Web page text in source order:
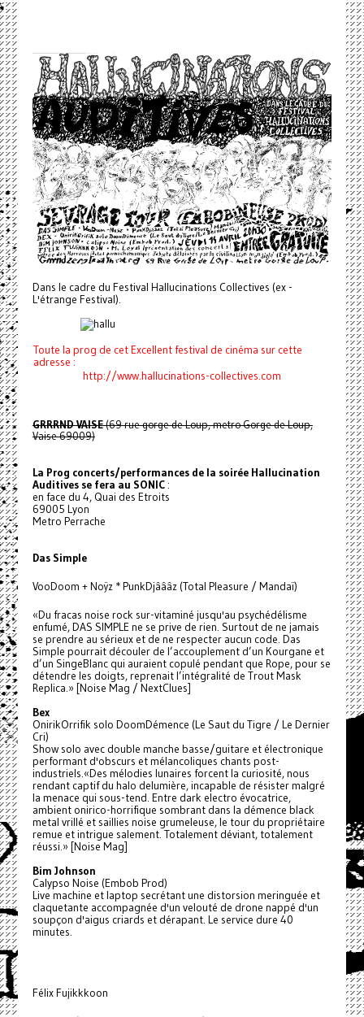
Dans le cadre du Festival Hallucinations Collectives (ex -
L'étrange Festival).
Toute la prog de cet Excellent festival de cinéma sur cette
adresse :
http://www.hallucinations-collectives.com
GRRRND VAISE(69 rue gorge de Loup, metro Gorge de Loup,
Vaise 69009)
La Prog concerts/performances de la soirée Hallucination
Auditives se fera au SONIC:
en face du 4, Quai des Etroits
69005 Lyon
Metro Perrache
Das Simple
VooDoom + Noÿz * PunkDjâââz (Total Pleasure / Mandaï)
«Du fracas noise rock sur-vitaminé jusqu'au psychédélisme
enfumé, DAS SIMPLE ne se prive de rien. Surtout de ne jamais
se prendre au sérieux et de ne respecter aucun code. Das
Simple pourrait découler de l’accouplement d’un Kourgane et
d’un SingeBlanc qui auraient copulé pendant que Rope, pour se
détendre les doigts, reprenait l’intégralité de Trout Mask
Replica.» [Noise Mag / NextClues]
Bex
OnirikOrrifik solo DoomDémence (Le Saut du Tigre / Le Dernier
Cri)
Show solo avec double manche basse/guitare et électronique
performant d'obscurs et mélancoliques chants post-
industriels.«Des mélodies lunaires forcent la curiosité, nous
rendant captif du halo delumière, incapable de résister malgré
la menace qui sous-tend. Entre dark electro évocatrice,
ambient onirico-horrifique sombrant dans la démence black
metal vrillé et saillies noise grumeleuse, le tour du propriétaire
remue et intrigue salement. Totalement déviant, totalement
réussi.» [Noise Mag]
Bim Johnson
Calypso Noise (Embob Prod)
Live machine et laptop secrétant une distorsion meringuée et
claquetante accompagnée d'un velouté de drone nappé d'un
soupçon d'aigus criards et dérapant. Le service dure 40
minutes.
Félix Fujikkkoon